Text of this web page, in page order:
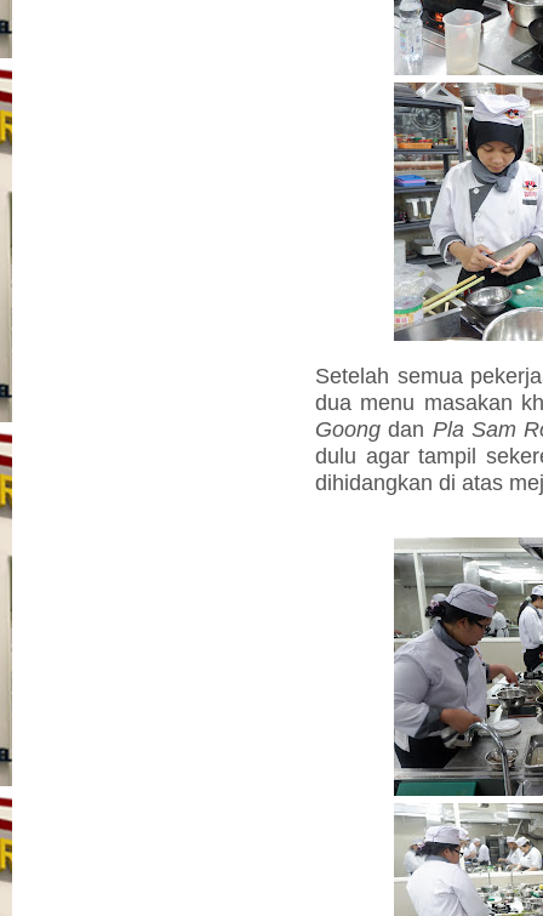
Setelah semua
dua menu masakan
Goong dan Pla Sam
dulu agar tampil
dihidangkan di atas